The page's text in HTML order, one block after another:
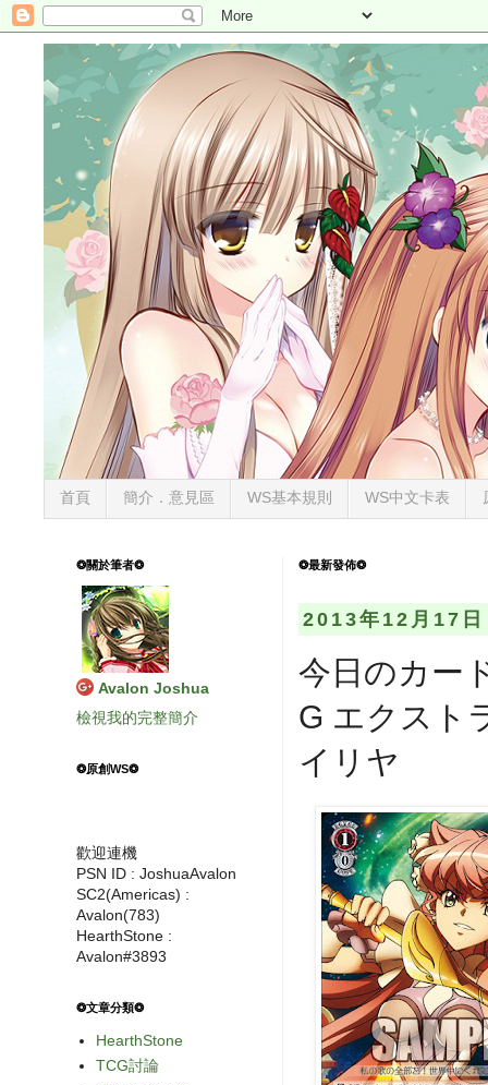
首頁 簡介．意見區 WS基本規則 WS中文卡表
❂最新發佈❂
2013年12月17
今日のカー
G エクスト
イリヤ
❂關於筆者❂
Avalon Joshua
檢視我的完整簡介
❂原創WS❂
歡迎連機
PSN ID : JoshuaAvalon
SC2(Americas) :
Avalon(783)
HearthStone :
Avalon#3893
❂文章分類❂
HearthStone
TCG討論